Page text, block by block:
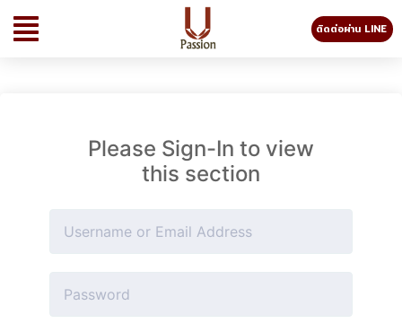
ติดต่อผ่าน LINE
Please Sign-In to view
this section